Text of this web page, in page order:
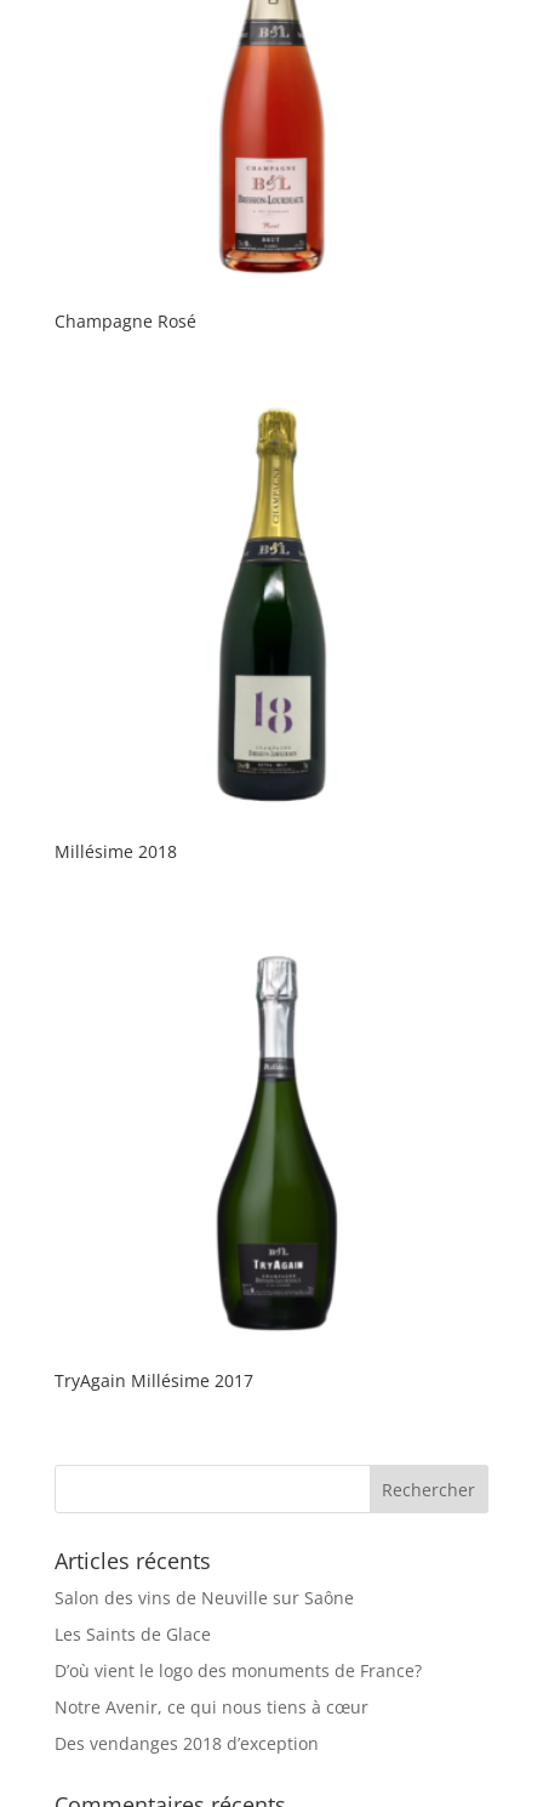
Champagne Rosé
Millésime 2018
TryAgain Millésime 2017
Articles récents
Salon des vins de Neuville sur Saône
Les Saints de Glace
D’où vient le logo des monuments de France?
Notre Avenir, ce qui nous tiens à cœur
Des vendanges 2018 d’exception